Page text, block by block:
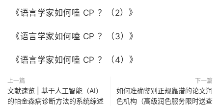
《语言学家如何嗑 CP ？ （2）》
《语言学家如何嗑 CP ？ （3）》
《语言学家如何嗑 CP ？ （4）》
上一篇
文献速览 | 基于人工智能（AI）
的帕金森病诊断方法的系统综述
下一篇
如何准确鉴别正规靠谱的论文润
色机构（高级润色服务限时送查